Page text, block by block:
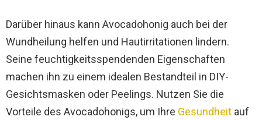
Darüber hinaus kann Avocadohonig auch bei der
Wundheilung helfen und Hautirritationen lindern.
Seine feuchtigkeitsspendenden Eigenschaften
machen ihn zu einem idealen Bestandteil in DIY-
Gesichtsmasken oder Peelings. Nutzen Sie die
Vorteile des Avocadohonigs, um Ihre Gesundheit auf